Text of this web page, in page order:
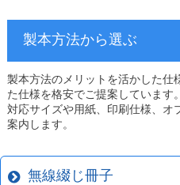
製本方法から選ぶ
製本方法のメリットを活かした仕
た仕様を格安でご提案しています。
対応サイズや用紙、印刷仕様、オ
案内します。
無線綴じ冊子